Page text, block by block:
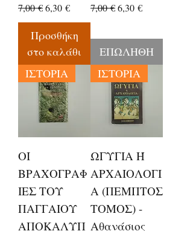
Κανονική τιμή
7,00 €Τιμή Έκπτωσης
6,30 €
Προσθήκη
στο καλάθι
Κανονική τιμή
7,00 €Τιμή Έκπτωσης
6,30 €
ΕΠΩΛΗΘΗ
ΙΣΤΟΡΙΑ
ΟΙ
ΒΡΑΧΟΓΡΑΦ
ΙΕΣ ΤΟΥ
ΠΑΓΓΑΙΟΥ
ΑΠΟΚΑΛΥΠ
ΙΣΤΟΡΙΑ
ΩΓΥΓΙΑ Ή
ΑΡΧΑΙΟΛΟΓΙ
Α (ΠΕΜΠΤΟΣ
ΤΟΜΟΣ) -
Αθανάσιος